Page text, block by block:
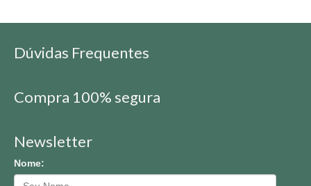
Dúvidas Frequentes
Compra 100% segura
Newsletter
Nome: